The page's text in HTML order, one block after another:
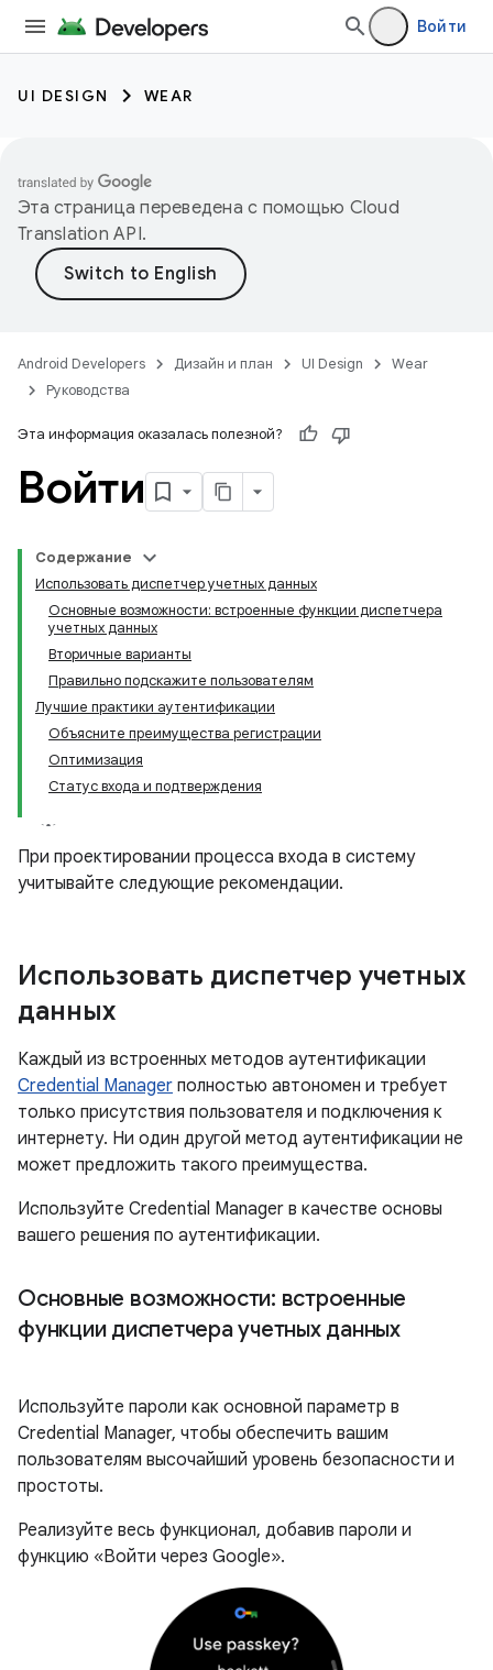
Войти
UI DESIGN WEAR
Эта страница переведена с помощью Cloud
Translation API.
Android Developers Дизайн и план UI Design
Wear
Руководства
Эта информация оказалась полезной?
Войти
Содержание
Использовать диспетчер учетных данных
Основные возможности: встроенные функции диспетчера
учетных данных
Вторичные варианты
Правильно подскажите пользователям
Лучшие практики аутентификации
Объясните преимущества регистрации
Оптимизация
Статус входа и подтверждения
При проектировании процесса входа в систему
учитывайте следующие рекомендации.
Использовать диспетчер учетных
данных
Каждый из встроенных методов аутентификации
Credential Manager полностью автономен и требует
только присутствия пользователя и подключения к
интернету. Ни один другой метод аутентификации не
может предложить такого преимущества.
Используйте Credential Manager в качестве основы
вашего решения по аутентификации.
Основные возможности: встроенные
функции диспетчера учетных данных
Используйте пароли как основной параметр в
Credential Manager, чтобы обеспечить вашим
пользователям высочайший уровень безопасности и
простоты.
Реализуйте весь функционал, добавив пароли и
функцию «Войти через Google».